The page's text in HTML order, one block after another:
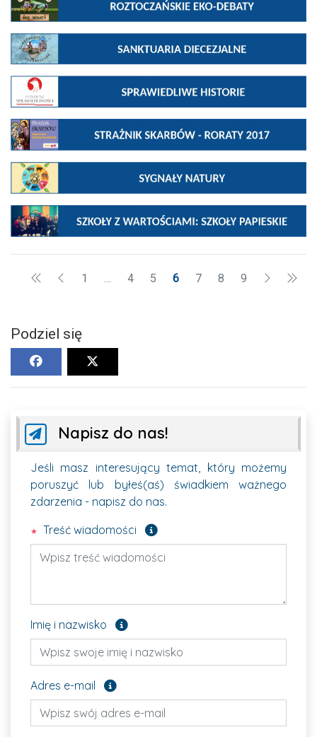
1 … 4 5 6 7 8 9
Podziel się
Napisz do nas!
Jeśli masz interesujący temat, który możemy
poruszyć lub byłeś(aś) świadkiem ważnego
zdarzenia - napisz do nas.
Treść wiadomości
Pole wymagane
Imię i nazwisko Pole opcjonalne
Adres e-mail Pole opcjonalne